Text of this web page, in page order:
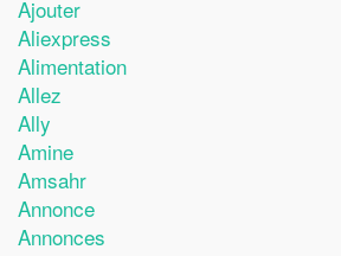
Ajouter
Aliexpress
Alimentation
Allez
Ally
Amine
Amsahr
Annonce
Annonces